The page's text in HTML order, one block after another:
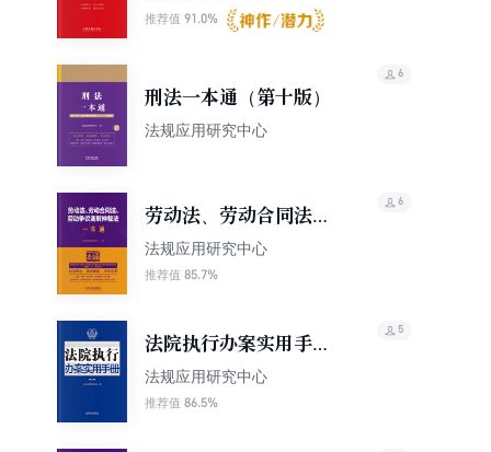
推荐值 91.0%
刑法一本通（第十版）
法规应用研究中心
6
劳动法、劳动合同法、
劳动争议调解仲裁法一
本通（第10版）（修订
法规应用研究中心
推荐值 85.7%
6
法院执行办案实用手册
（第九版）
法规应用研究中心
推荐值 86.5%
5